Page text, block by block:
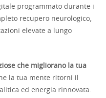
programmato durante i
recupero neurologico,
elevate a lungo
che migliorano la tua
la tua mente ritorni il
ed energia rinnovata.